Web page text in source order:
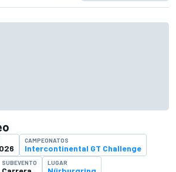
CAMPEONATOS
Intercontinental GT Challenge
SUBEVENTO LUGAR